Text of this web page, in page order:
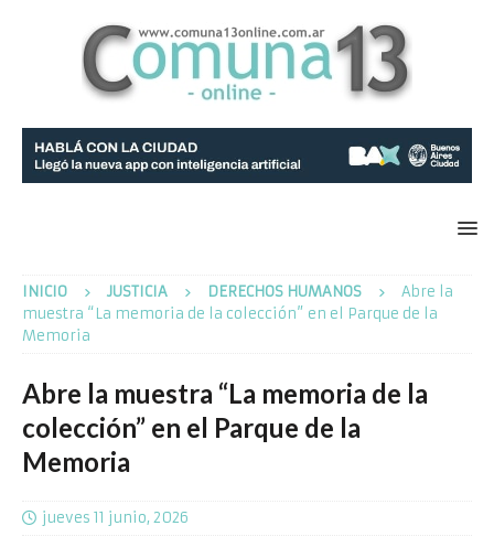
INICIO JUSTICIA DERECHOS HUMANOS
Abre la
muestra “La memoria de la colección” en el Parque de la
Memoria
Abre la muestra “La memoria de la
colección” en el Parque de la
Memoria
jueves 11 junio, 2026